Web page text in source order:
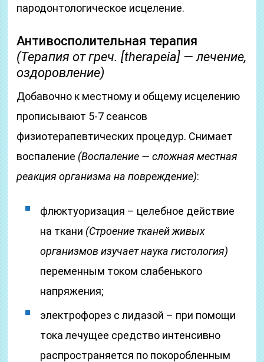
пародонтологическое исцеление.
Антивосполительная терапия
(Терапия от греч. [therapeia] — лечение,
оздоровление)
Добавочно к местному и общему исцелению
прописывают 5-7 сеансов
физиотерапевтических процедур. Снимает
воспаление (Воспаление — сложная местная
реакция организма на повреждение):
флюктуоризация – целебное действие
на ткани (Строение тканей живых
организмов изучает наука гистология)
переменным током слабенького
напряжения;
электрофорез с лидазой – при помощи
тока лечущее средство интенсивно
распространяется по покоробленным